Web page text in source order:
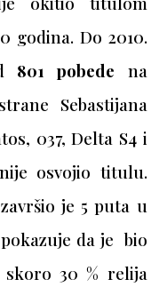
godina. Do 2010.
801 pobede na
Sebastijana
037, Delta S4 i
osvojio titulu.
je 5 puta u
da je bio
skoro 30 % relija